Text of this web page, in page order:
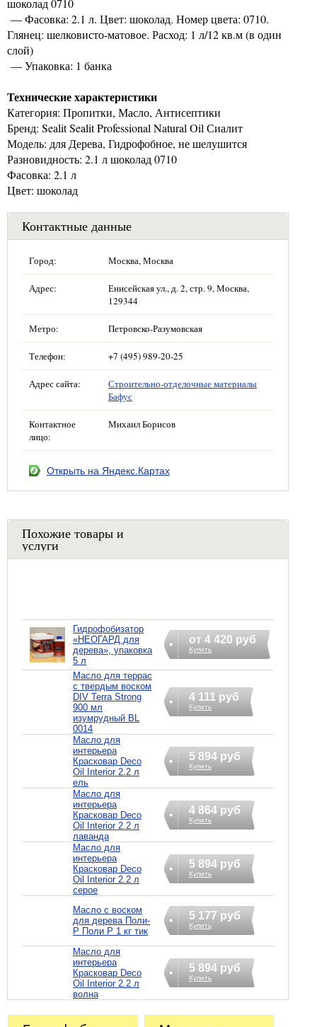
— Фасовка: 2.1 л. Цвет: шоколад. Номер цвета: 0710.
Глянец: шелковисто-матовое. Расход: 1 л/12 кв.м (в один
слой)
— Упаковка: 1 банка
Технические характеристики
Категория: Пропитки, Масло, Антисептики
Бренд: Sealit Sealit Professional Natural Oil Сиалит
Модель: для Дерева, Гидрофобное, не шелушится
Разновидность: 2.1 л шоколад 0710
Фасовка: 2.1 л
Цвет: шоколад
Контактные данные
Город: Москва, Москва
Адрес:
Енисейская ул., д. 2, стр. 9, Москва,
129344
Метро: Петровско-Разумовская
Телефон: +7 (495) 989-20-25
Адрес сайта:
Строительно-отделочные материалы
Бафус
Контактное
лицо:
Михаил Борисов
Открыть на Яндекс.Картах
Похожие товары и
услуги
Гидрофобизатор
«НЕОГАРД для
дерева», упаковка
5 л
от 4 420 руб
Купить
Масло для террас
с твердым воском
DIV Terra Strong
900 мл
изумрудный BL
0014
4 111 руб
Купить
Масло для
интерьера
Красковар Deco
Oil Interior 2.2 л
ель
5 894 руб
Купить
Масло для
интерьера
Красковар Deco
Oil Interior 2.2 л
лаванда
4 864 руб
Купить
Масло для
интерьера
Красковар Deco
Oil Interior 2.2 л
серое
5 894 руб
Купить
Масло с воском
для дерева Поли-
Р Поли Р 1 кг тик
5 177 руб
Купить
Масло для
интерьера
Красковар Deco
Oil Interior 2.2 л
волна
5 894 руб
Купить